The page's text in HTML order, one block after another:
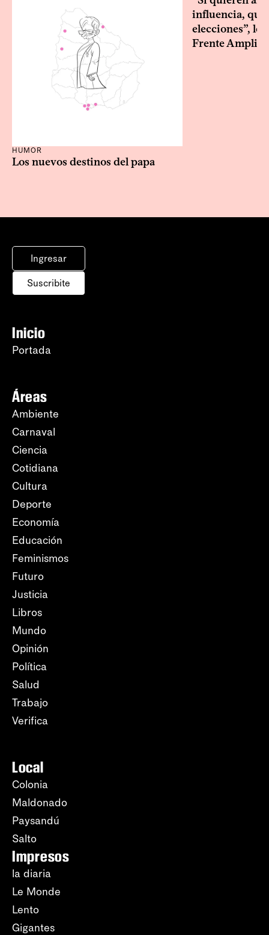
HUMOR
Los nuevos destinos del papa
influencia, que
elecciones”, le
Frente Amplio
Ingresar
Suscribite
Inicio
Portada
Áreas
Ambiente
Carnaval
Ciencia
Cotidiana
Cultura
Deporte
Economía
Educación
Feminismos
Futuro
Justicia
Libros
Mundo
Opinión
Política
Salud
Trabajo
Verifica
Local
Colonia
Maldonado
Paysandú
Salto
Impresos
la diaria
Le Monde
Lento
Gigantes